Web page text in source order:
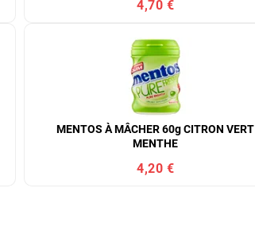
4,70 €
MENTOS À MÂCHER 60g CITRON VERT
MENTHE
4,20 €